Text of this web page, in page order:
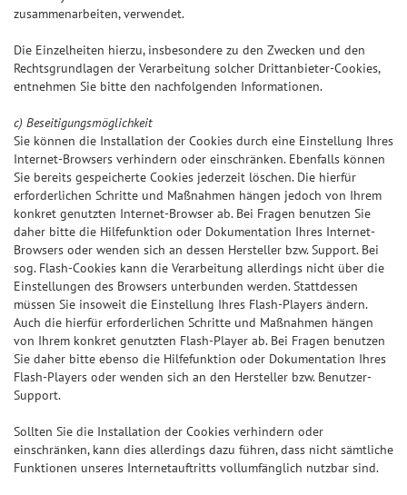
zusammenarbeiten, verwendet.
Die Einzelheiten hierzu, insbesondere zu den Zwecken und den
Rechtsgrundlagen der Verarbeitung solcher Drittanbieter-Cookies,
entnehmen Sie bitte den nachfolgenden Informationen.
c) Beseitigungsmöglichkeit
Sie können die Installation der Cookies durch eine Einstellung Ihres
Internet-Browsers verhindern oder einschränken. Ebenfalls können
Sie bereits gespeicherte Cookies jederzeit löschen. Die hierfür
erforderlichen Schritte und Maßnahmen hängen jedoch von Ihrem
konkret genutzten Internet-Browser ab. Bei Fragen benutzen Sie
daher bitte die Hilfefunktion oder Dokumentation Ihres Internet-
Browsers oder wenden sich an dessen Hersteller bzw. Support. Bei
sog. Flash-Cookies kann die Verarbeitung allerdings nicht über die
Einstellungen des Browsers unterbunden werden. Stattdessen
müssen Sie insoweit die Einstellung Ihres Flash-Players ändern.
Auch die hierfür erforderlichen Schritte und Maßnahmen hängen
von Ihrem konkret genutzten Flash-Player ab. Bei Fragen benutzen
Sie daher bitte ebenso die Hilfefunktion oder Dokumentation Ihres
Flash-Players oder wenden sich an den Hersteller bzw. Benutzer-
Support.
Sollten Sie die Installation der Cookies verhindern oder
einschränken, kann dies allerdings dazu führen, dass nicht sämtliche
Funktionen unseres Internetauftritts vollumfänglich nutzbar sind.